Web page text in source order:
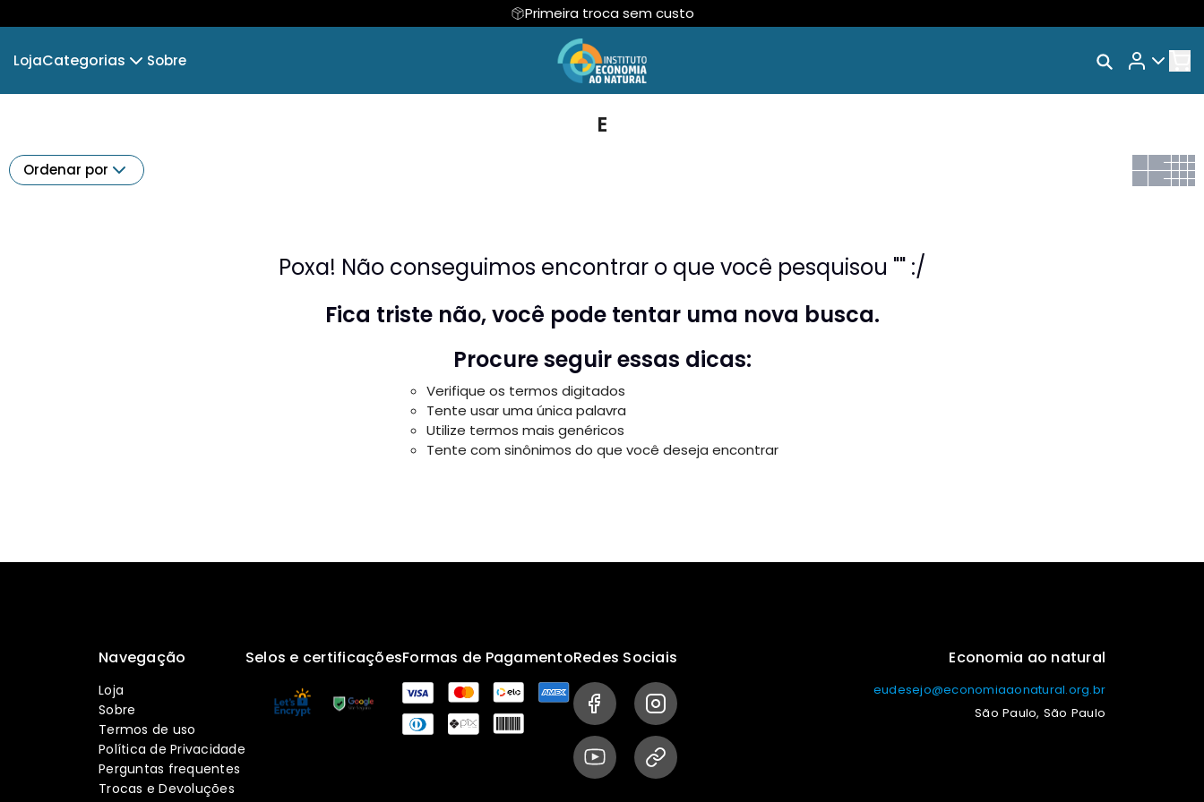
Primeira troca sem custo
LojaCategorias
O Código da Nobreza
Sobre
Avaliar Meu Pedido
E
Ordenar por
Poxa! Não conseguimos encontrar o que você pesquisou "" :/
Fica triste não, você pode tentar uma nova busca.
Procure seguir essas dicas:
Verifique os termos digitados
Tente usar uma única palavra
Utilize termos mais genéricos
Tente com sinônimos do que você deseja encontrar
Navegação
Loja
Sobre
Termos de uso
Política de Privacidade
Perguntas frequentes
Trocas e Devoluções
Selos e certificaçõesFormas de PagamentoRedes Sociais Economia ao natural
eudesejo@economiaaonatural.org.br
São Paulo, São Paulo